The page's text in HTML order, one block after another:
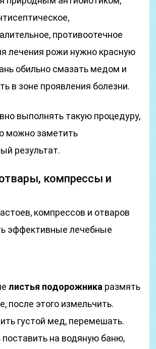
противоотечное
лечения рожи нужно красную
обильно смазать медом и
в зоне проявления болезни.
выполнять такую процедуру,
можно заметить
результат.
компрессы и
компрессов и отваров
эффективные лечебные
листья подорожника размять
после этого измельчить.
густой мед, перемешать.
на водяную баню,